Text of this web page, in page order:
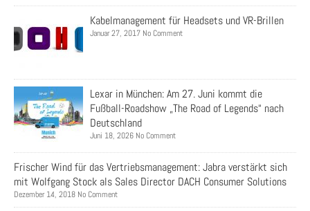
Kabelmanagement für Headsets und VR-Brillen
Januar 27, 2017 No Comment
Lexar in München: Am 27. Juni kommt die
Fußball-Roadshow „The Road of Legends“ nach
Deutschland
Juni 18, 2026 No Comment
Frischer Wind für das Vertriebsmanagement: Jabra verstärkt sich
mit Wolfgang Stock als Sales Director DACH Consumer Solutions
Dezember 14, 2018 No Comment